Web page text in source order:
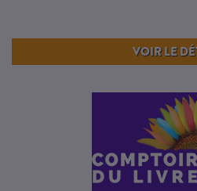
VOIR LE